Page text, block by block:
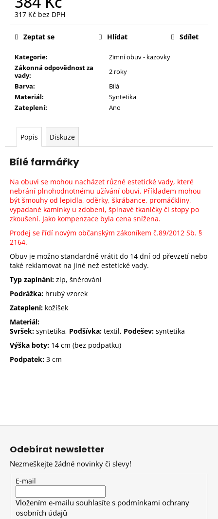
317 Kč bez DPH
Měrná
Kategorie:
Zimní obuv - kazovky
Zákonná odpovědnost za
vady:
2 roky
Barva:
Bílá
Materiál:
Syntetika
Zateplení:
Ano
Zeptat se Hlídat Sdílet
Popis Diskuze
Bílé farmářky
Na obuvi se mohou nacházet různé estetické vady, které
nebrání plnohodnotnému užívání obuvi. Příkladem mohou
být šmouhy od lepidla, oděrky, škrábance, promáčkliny,
vypadané kamínky u zdobení, špinavé tkaničky či stopy po
zkoušení. Jako kompenzace byla cena snížena.
Prodej se řídí novým občanským zákoníkem č.89/2012 Sb. §
2164.
Obuv je možno standardně vrátit do 14 dní od převzetí nebo
také reklamovat na jiné než estetické vady.
Typ zapínání: zip, šněrování
Podrážka: hrubý vzorek
Zateplení: kožíšek
Materiál:
Svršek: syntetika, Podšívka: textil, Podešev: syntetika
Výška boty: 14 cm (bez podpatku)
Podpatek: 3 cm
Z
Odebírat newsletter
Nezmeškejte žádné novinky či slevy!
E-mail
Vložením e-mailu souhlasíte s podmínkami ochrany
osobních údajů